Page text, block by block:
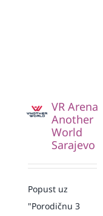
VR Arena
Another
World
Sarajevo
Popust uz
"Porodičnu 3